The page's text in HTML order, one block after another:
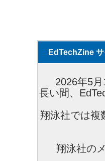
EdTechZine
2026年5
長い間、
翔泳社では複
翔泳社の